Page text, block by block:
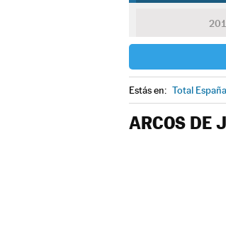
Estás en: Total España
ARCOS DE